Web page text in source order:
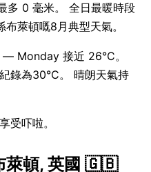
多 0 毫米。 全日最暖時段
萊頓嘅8月典型天氣。
Monday 接近 26°C。
錄為30°C。 晴朗天氣持
吓啦。
萊頓, 英國 🇬🇧